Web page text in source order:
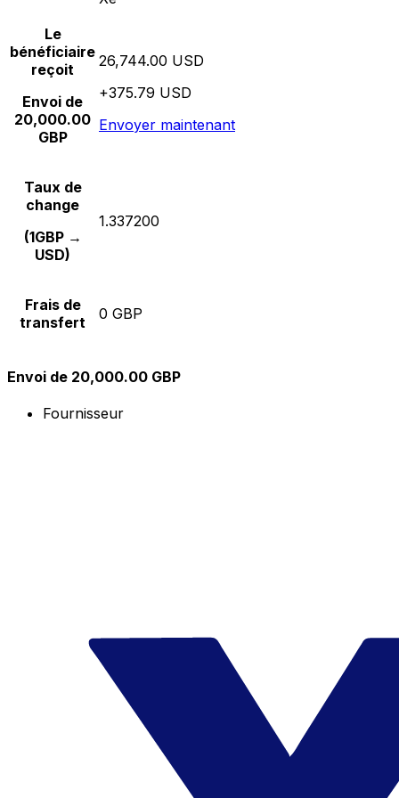
Le
bénéficiaire
reçoit
Envoi de
20,000.00
GBP
26,744.00 USD
+375.79 USD
Envoyer maintenant
Taux de
change
(1GBP →
USD)
1.337200
Frais de
transfert
0 GBP
Envoi de 20,000.00 GBP
Fournisseur